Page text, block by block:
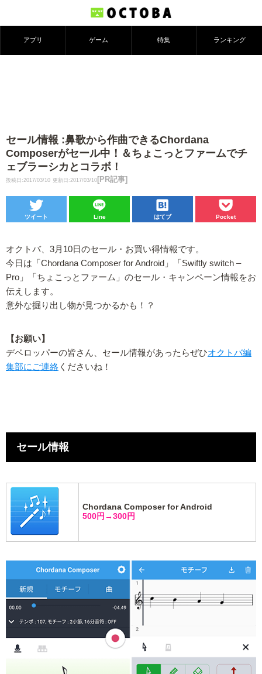
アプリ ゲーム 特集 ランキング
セール情報 :鼻歌から作曲できるChordana
Composerがセール中！＆ちょこっとファームでチ
ェブラーシカとコラボ！
投稿日:2017/03/10 更新日:2017/03/10 [PR記事]
ツイート Line はてブ Pocket
オクトバ、3月10日のセール・お買い得情報です。
今日は「Chordana Composer for Android」「Swiftly switch –
Pro」「ちょこっとファーム」のセール・キャンペーン情報をお
伝えします。
意外な掘り出し物が見つかるかも！？
【お願い】
デベロッパーの皆さん、セール情報があったらぜひオクトバ編
集部にご連絡 くださいね！
セール情報
Chordana Composer for Android
500円→300円